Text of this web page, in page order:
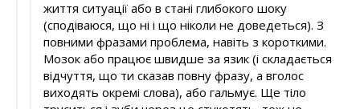
життя ситуації або в стані глибокого шоку
(сподіваюся, що ні і що ніколи не доведеться). З
повними фразами проблема, навіть з короткими.
Мозок або працює швидше за язик (і складається
відчуття, що ти сказав повну фразу, а вголос
виходять окремі слова), або гальмує. Ще тіло